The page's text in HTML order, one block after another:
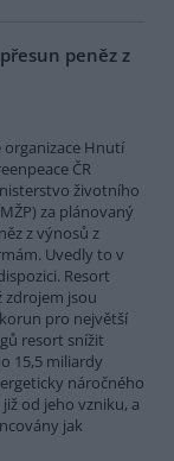
peněz z
organizace Hnutí
ČR
životního
za plánovaný
z výnosů z
Uvedly to v
Resort
zdrojem jsou
pro největší
resort snížit
15,5 miliardy
náročného
od jeho vzniku, a
jak